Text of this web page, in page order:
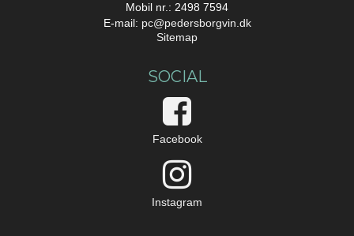
Mobil nr.: 2498 7594
E-mail: pc@pedersborgvin.dk
Sitemap
SOCIAL
Facebook
Instagram